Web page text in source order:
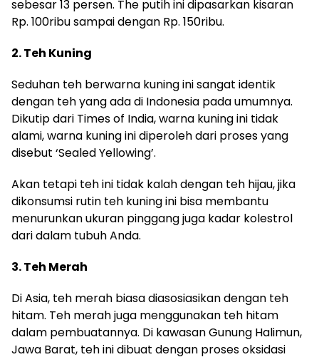
sebesar 13 persen. The putih ini dipasarkan kisaran
Rp. 100ribu sampai dengan Rp. 150ribu.
2. Teh Kuning
Seduhan teh berwarna kuning ini sangat identik
dengan teh yang ada di Indonesia pada umumnya.
Dikutip dari Times of India, warna kuning ini tidak
alami, warna kuning ini diperoleh dari proses yang
disebut ‘Sealed Yellowing’.
Akan tetapi teh ini tidak kalah dengan teh hijau, jika
dikonsumsi rutin teh kuning ini bisa membantu
menurunkan ukuran pinggang juga kadar kolestrol
dari dalam tubuh Anda.
3. Teh Merah
Di Asia, teh merah biasa diasosiasikan dengan teh
hitam. Teh merah juga menggunakan teh hitam
dalam pembuatannya. Di kawasan Gunung Halimun,
Jawa Barat, teh ini dibuat dengan proses oksidasi